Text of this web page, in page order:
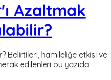
Azaltmak
Belirtileri, hamileliğe etkisi ve
edilenleri bu yazıda